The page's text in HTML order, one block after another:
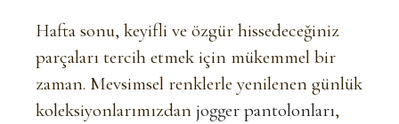
Hafta sonu, keyifli ve özgür hissedeceğiniz
parçaları tercih etmek için mükemmel bir
zaman. Mevsimsel renklerle yenilenen günlük
koleksiyonlarımızdanjogger pantolonları,